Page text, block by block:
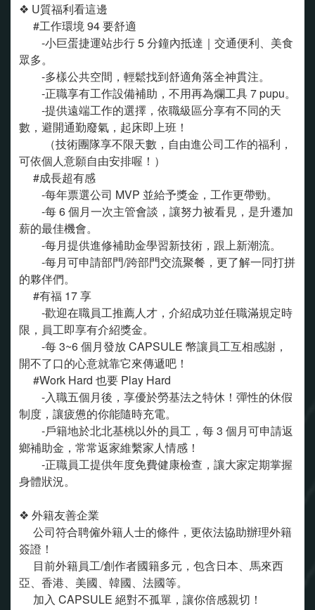
❖ U質福利看這邊
#工作環境 94 要舒適
-小巨蛋捷運站步行 5 分鐘內抵達｜交通便利、美食
眾多。
-多樣公共空間，輕鬆找到舒適角落全神貫注。
-正職享有工作設備補助，不用再為爛工具 7 pupu。
-提供遠端工作的選擇，依職級區分享有不同的天
數，避開通勤廢氣，起床即上班！
（技術團隊享不限天數，自由進公司工作的福利，
可依個人意願自由安排喔！）
#成長超有感
-每年票選公司 MVP 並給予獎金，工作更帶勁。
-每 6 個月一次主管會談，讓努力被看見，是升遷加
薪的最佳機會。
-每月提供進修補助金學習新技術，跟上新潮流。
-每月可申請部門/跨部門交流聚餐，更了解一同打拼
的夥伴們。
#有福 17 享
-歡迎在職員工推薦人才，介紹成功並任職滿規定時
限，員工即享有介紹獎金。
-每 3~6 個月發放 CAPSULE 幣讓員工互相感謝，
開不了口的心意就靠它來傳遞吧！
#Work Hard 也要 Play Hard
-入職五個月後，享優於勞基法之特休！彈性的休假
制度，讓疲憊的你能隨時充電。
-戶籍地於北北基桃以外的員工，每 3 個月可申請返
鄉補助金，常常返家維繫家人情感！
-正職員工提供年度免費健康檢查，讓大家定期掌握
身體狀況。
❖ 外籍友善企業
公司符合聘僱外籍人士的條件，更依法協助辦理外籍
簽證！
目前外籍員工/創作者國籍多元，包含日本、馬來西
亞、香港、美國、韓國、法國等。
加入 CAPSULE 絕對不孤單，讓你倍感親切！